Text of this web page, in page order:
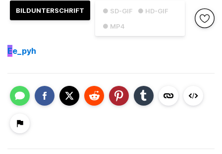
● SD-GIF
● HD-GIF
● MP4
BILDUNTERSCHRIFT
Ee_pyh